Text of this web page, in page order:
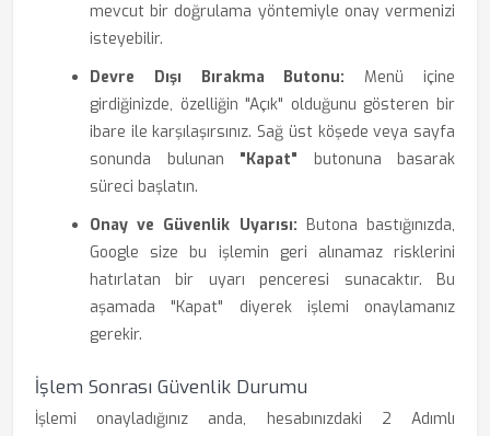
mevcut bir doğrulama yöntemiyle onay vermenizi
isteyebilir.
Devre Dışı Bırakma Butonu: Menü içine
girdiğinizde, özelliğin "Açık" olduğunu gösteren bir
ibare ile karşılaşırsınız. Sağ üst köşede veya sayfa
sonunda bulunan "Kapat" butonuna basarak
süreci başlatın.
Onay ve Güvenlik Uyarısı: Butona bastığınızda,
Google size bu işlemin geri alınamaz risklerini
hatırlatan bir uyarı penceresi sunacaktır. Bu
aşamada "Kapat" diyerek işlemi onaylamanız
gerekir.
İşlem Sonrası Güvenlik Durumu
İşlemi onayladığınız anda, hesabınızdaki 2 Adımlı